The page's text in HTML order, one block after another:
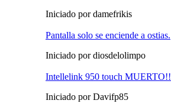
Iniciado por damefrikis
Pantalla solo se enciende a ostias.
Iniciado por diosdelolimpo
Intellelink 950 touch MUERTO!!
Iniciado por Davifp85